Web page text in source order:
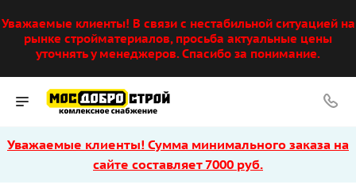
Уважаемые клиенты! В связи с нестабильной ситуацией на
рынке стройматериалов, просьба актуальные цены
уточнять у менеджеров. Спасибо за понимание.
Уважаемые клиенты! Сумма минимального заказа на
сайте составляет 7000 руб.